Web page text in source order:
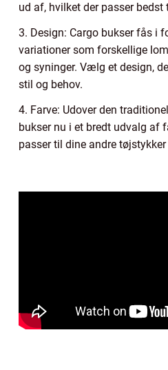
ud af, hvilket der passer bedst
3. Design: Cargo bukser fås i
variationer som forskellige
og syninger. Vælg et design,
stil og behov.
4. Farve: Udover den
bukser nu i et bredt udvalg af
passer til dine andre